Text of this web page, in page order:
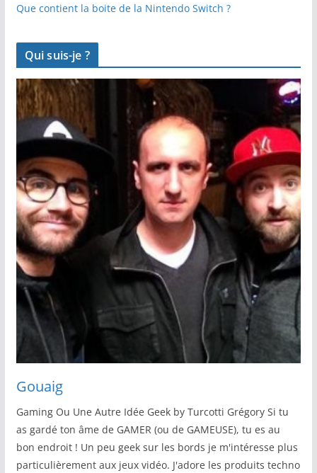
Que contient la boite de la Nintendo Switch ?
Qui suis-je ?
Gouaig
Gaming Ou Une Autre Idée Geek by Turcotti Grégory Si tu
as gardé ton âme de GAMER (ou de GAMEUSE), tu es au
bon endroit ! Un peu geek sur les bords je m'intéresse plus
particulièrement aux jeux vidéo. J'adore les produits techno